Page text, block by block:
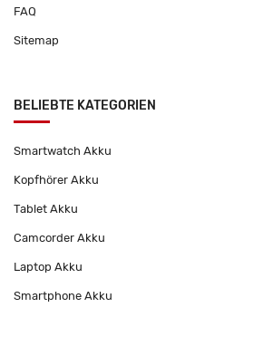
FAQ
Sitemap
BELIEBTE KATEGORIEN
Smartwatch Akku
Kopfhörer Akku
Tablet Akku
Camcorder Akku
Laptop Akku
Smartphone Akku